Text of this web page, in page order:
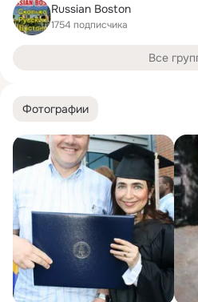
Фотографии
Russian Boston
1754 подписчика
Все